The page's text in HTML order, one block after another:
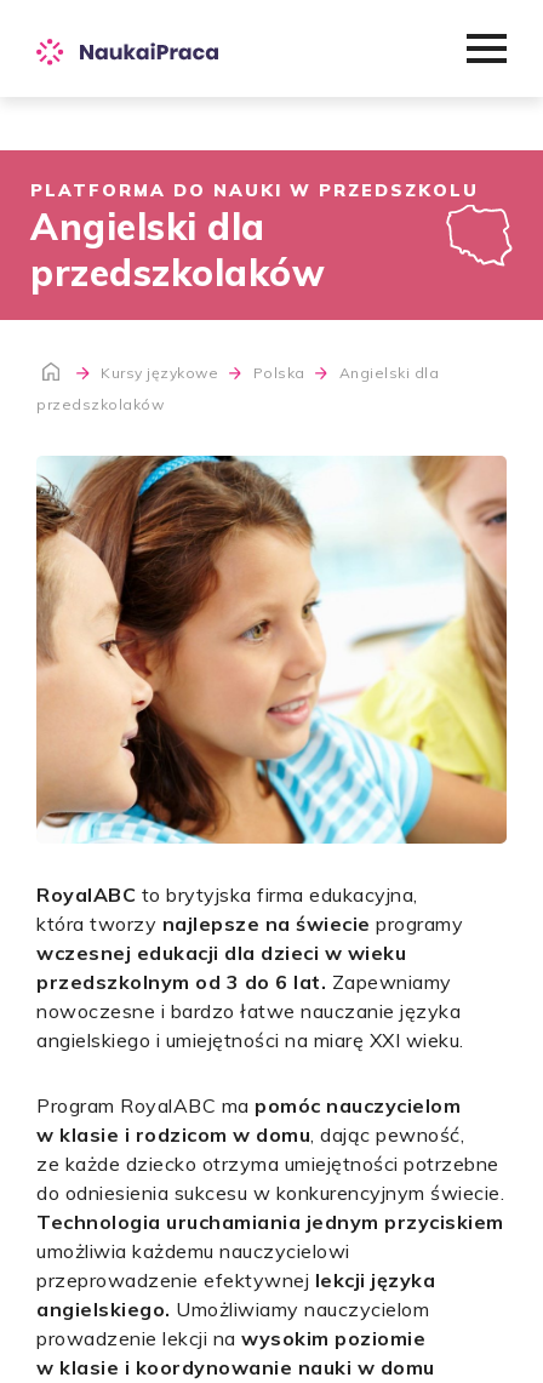
PLATFORMA DO NAUKI W PRZEDSZKOLU
Angielski dla
przedszkolaków
Kursy językowe Polska
Angielski dla
przedszkolaków
RoyalABC to brytyjska firma edukacyjna,
która tworzy najlepsze na świecie programy
wczesnej edukacji dla dzieci w wieku
przedszkolnym od 3 do 6 lat. Zapewniamy
nowoczesne i bardzo łatwe nauczanie języka
angielskiego i umiejętności na miarę XXI wieku.
Program RoyalABC ma pomóc nauczycielom
w klasie i rodzicom w domu, dając pewność,
ze każde dziecko otrzyma umiejętności potrzebne
do odniesienia sukcesu w konkurencyjnym świecie.
Technologia uruchamiania jednym przyciskiem
umożliwia każdemu nauczycielowi
przeprowadzenie efektywnej lekcji języka
angielskiego. Umożliwiamy nauczycielom
prowadzenie lekcji na wysokim poziomie
w klasie i koordynowanie nauki w domu